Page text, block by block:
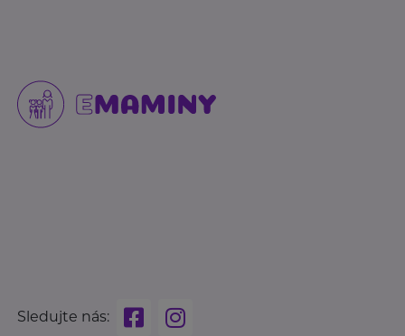
Sledujte nás: